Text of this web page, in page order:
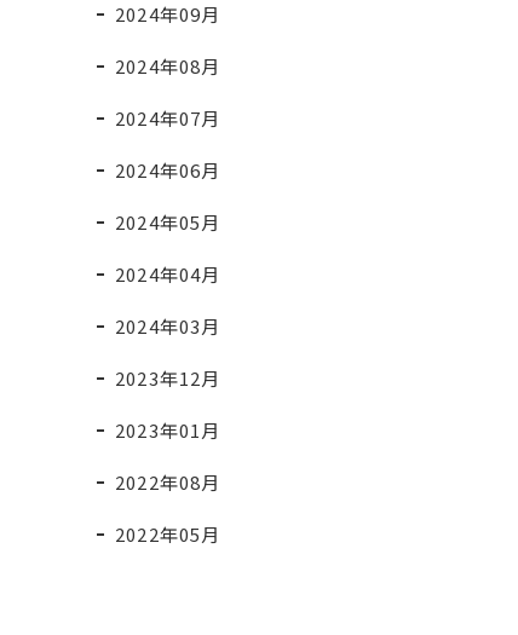
2024年09月
2024年08月
2024年07月
2024年06月
2024年05月
2024年04月
2024年03月
2023年12月
2023年01月
2022年08月
2022年05月